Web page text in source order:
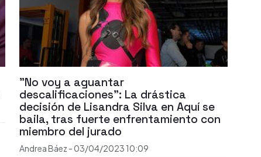
"No voy a aguantar
descalificaciones": La drástica
decisión de Lisandra Silva en Aquí se
baila, tras fuerte enfrentamiento con
miembro del jurado
Andrea Báez - 03/04/2023 10:09